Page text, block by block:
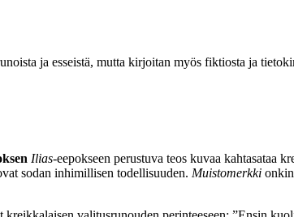
ja esseistä, mutta kirjoitan myös fiktiosta ja
Ilias-eepokseen perustuva teos kuvaa kahtasataa
sodan inhimillisen todellisuuden. Muistomerkki